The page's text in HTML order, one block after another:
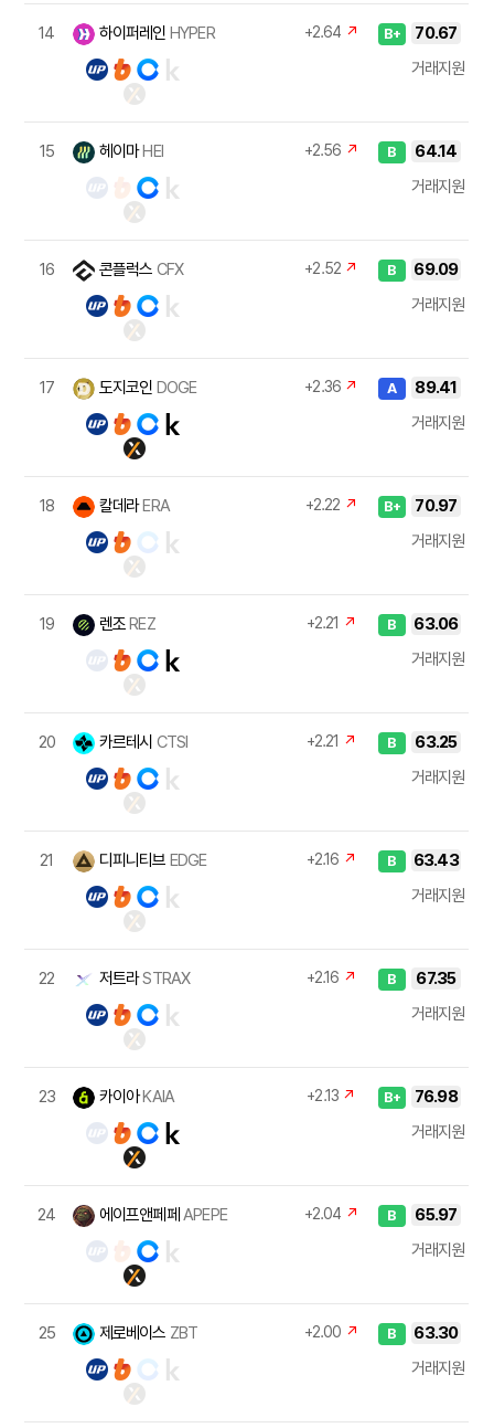
14 하이퍼레인 HYPER +2.64 ↗ B+
70.67
거래지원
15 헤이마HEI +2.56 ↗ B
64.14
거래지원
16 콘플럭스 CFX +2.52 ↗ B
69.09
거래지원
17 도지코인 DOGE +2.36 ↗ A
89.41
거래지원
18 칼데라ERA +2.22 ↗ B+
70.97
거래지원
19 렌조REZ +2.21 ↗ B
63.06
거래지원
20 카르테시 CTSI +2.21 ↗ B
63.25
거래지원
21 디피니티브 EDGE +2.16 ↗ B
63.43
거래지원
22 저트라STRAX +2.16 ↗ B
67.35
거래지원
23 카이아KAIA +2.13 ↗ B+
76.98
거래지원
24 에이프앤페페APEPE +2.04 ↗ B
65.97
거래지원
25 제로베이스 ZBT +2.00 ↗ B
63.30
거래지원